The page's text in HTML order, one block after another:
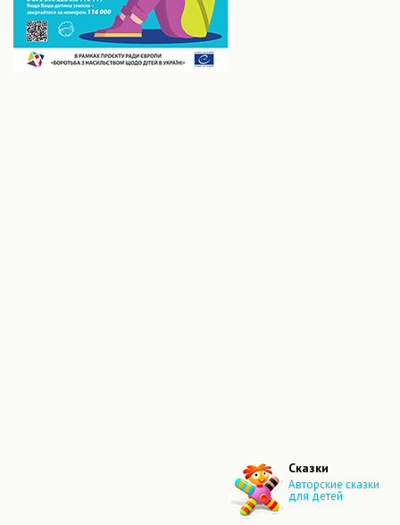
Сказки
Авторские сказки
для детей